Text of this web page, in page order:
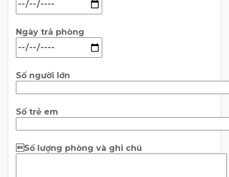
Ngày trả phòng
Số người lớn
Số trẻ em
Số lượng phòng và ghi chú